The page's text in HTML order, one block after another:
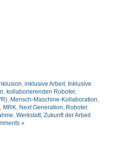
inklusive Arbeit, Inklusive
kollaborierenden Roboter,
Mensch-Maschine-Kollaboration
MRK Next Generation Roboter,
Werkstatt, Zukunft der Arbeit
»